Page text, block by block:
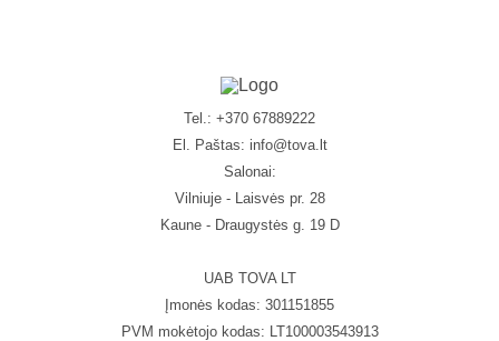
Tel.: +370 67889222
El. Paštas: info@tova.lt
Salonai:
Vilniuje - Laisvės pr. 28
Kaune - Draugystės g. 19 D
UAB TOVA LT
Įmonės kodas: 301151855
PVM mokėtojo kodas: LT100003543913